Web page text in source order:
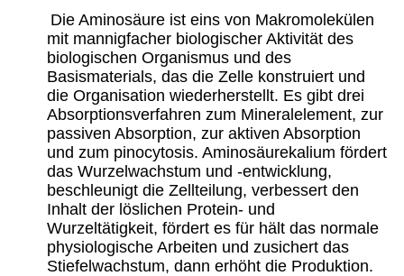
Die Aminosäure ist eins von Makromolekülen
mit mannigfacher biologischer Aktivität des
biologischen Organismus und des
Basismaterials, das die Zelle konstruiert und
die Organisation wiederherstellt. Es gibt drei
Absorptionsverfahren zum Mineralelement, zur
passiven Absorption, zur aktiven Absorption
und zum pinocytosis. Aminosäurekalium fördert
das Wurzelwachstum und -entwicklung,
beschleunigt die Zellteilung, verbessert den
Inhalt der löslichen Protein- und
Wurzeltätigkeit, fördert es für hält das normale
physiologische Arbeiten und zusichert das
Stiefelwachstum, dann erhöht die Produktion.